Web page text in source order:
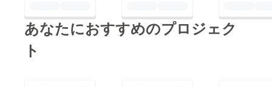
しれませんね。 今回
の記事では、実際にパ
奏を見た人は口々に
「かっこよすぎ
あなたにおすすめのプロジェク
ト